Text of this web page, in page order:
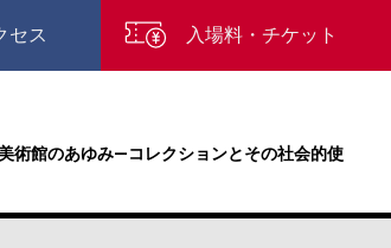
セス 入場料・チケット
術館のあゆみ―コレクションとその社会的使